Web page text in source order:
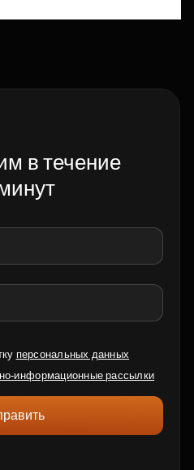
в течение
персональных данных
информационные рассылки